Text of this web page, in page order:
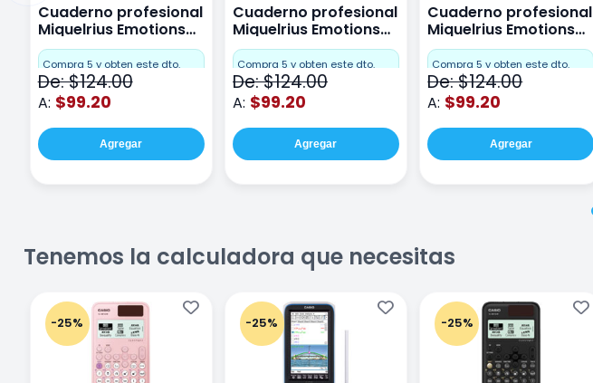
Cuaderno profesional
Miquelrius Emotions
Cuadro Chico 80
hojas Rosa
Compra 5 y obten este dto.
De: $124.00
A: $99.20
Agregar
Cuaderno profesional
Miquelrius Emotions
raya 80 hojas Purpura
Compra 5 y obten este dto.
De: $124.00
A: $99.20
Agregar
Cuaderno profesional
Miquelrius Emotions
raya 80 hojas Coral
Compra 5 y obten este dto.
De: $124.00
A: $99.20
Agregar
Tenemos la calculadora que necesitas
-25% -25% -25%